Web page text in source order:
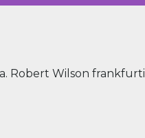
Robert Wilson frankfurti